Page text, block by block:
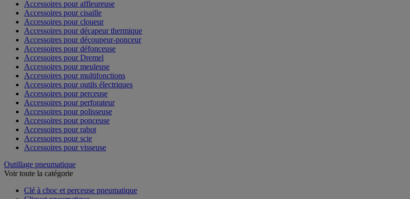
Accessoires pour affleureuse
Accessoires pour cisaille
Accessoires pour cloueur
Accessoires pour décapeur thermique
Accessoires pour découpeur-ponceur
Accessoires pour défonceuse
Accessoires pour Dremel
Accessoires pour meuleuse
Accessoires pour multifonctions
Accessoires pour outils électriques
Accessoires pour perceuse
Accessoires pour perforateur
Accessoires pour polisseuse
Accessoires pour ponceuse
Accessoires pour rabot
Accessoires pour scie
Accessoires pour visseuse
Outillage pneumatique
Voir toute la catégorie
Clé à choc et perceuse pneumatique